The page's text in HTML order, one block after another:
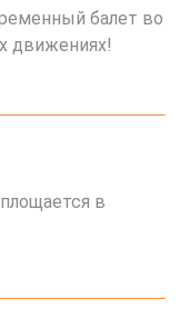
балет во
движениях!
в